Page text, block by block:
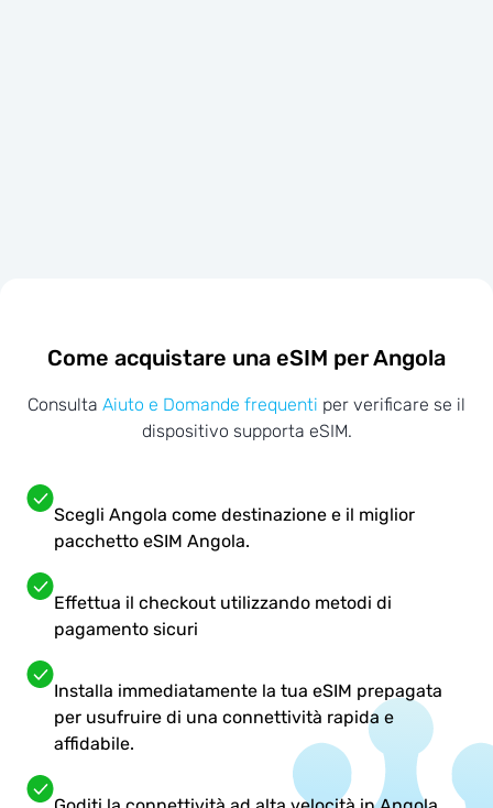
Come acquistare una eSIM per Angola
Consulta Aiuto e Domande frequenti per verificare se il
dispositivo supporta eSIM.
Scegli Angola come destinazione e il miglior
pacchetto eSIM Angola.
Effettua il checkout utilizzando metodi di
pagamento sicuri
Installa immediatamente la tua eSIM prepagata
per usufruire di una connettività rapida e
affidabile.